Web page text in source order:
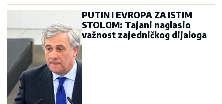
PUTIN I EVROPA ZA ISTIM
STOLOM: Tajani naglasio
važnost zajedničkog dijaloga